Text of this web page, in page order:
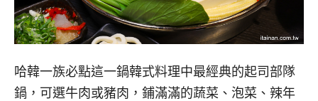
哈韓一族必點這一鍋韓式料理中最經典的起司部隊
鍋，可選牛肉或豬肉，鋪滿滿的蔬菜、泡菜、辣年